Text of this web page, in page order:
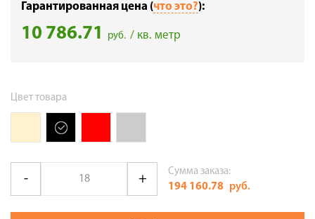
Гарантированная цена (что это?):
10 786.71 руб. / кв. метр
Цвет товара
Сумма заказа:
194 160.78 руб.